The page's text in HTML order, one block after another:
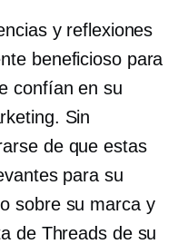
y reflexiones
beneficioso para
confían en su
Sin
de que estas
para su
sobre su marca y
de Threads de su